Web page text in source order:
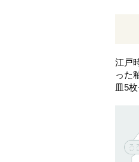
江戸
った
皿5